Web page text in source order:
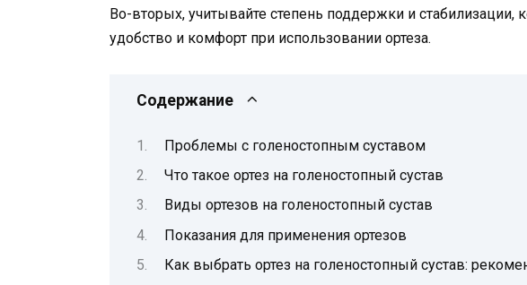
Во-вторых, учитывайте степень поддержки и
удобство и комфорт при использовании ортеза.
Содержание
Проблемы с голеностопным суставом
Что такое ортез на голеностопный сустав
Виды ортезов на голеностопный сустав
Показания для применения ортезов
Как выбрать ортез на голеностопный сустав: